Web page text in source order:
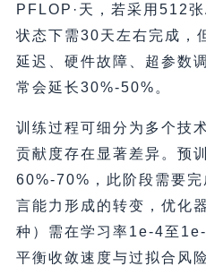
PFLOP·天，若采用512
状态下需30天左右完成，
延迟、硬件故障、超参数
常会延长30%-50%。
训练过程可细分为多个技
贡献度存在显著差异。预
60%-70%，此阶段需要
言能力形成的转变，优化
种）需在学习率1e-4至
平衡收敛速度与过拟合风